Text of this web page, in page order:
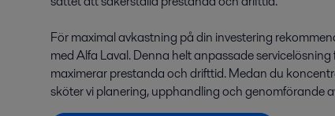
För maximal avkastning på din investering
med Alfa Laval. Denna helt anpassade
maximerar prestanda och drifttid. Medan du
sköter vi planering, upphandling och genomförande